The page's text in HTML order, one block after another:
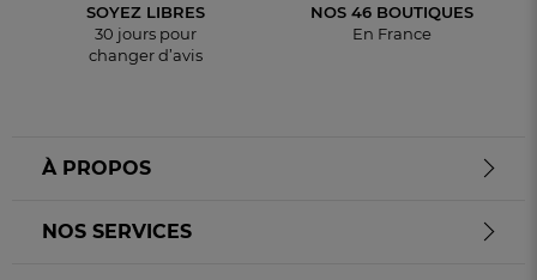
SOYEZ LIBRES
30 jours pour
changer d’avis
NOS 46 BOUTIQUES
En France
À PROPOS
NOS SERVICES